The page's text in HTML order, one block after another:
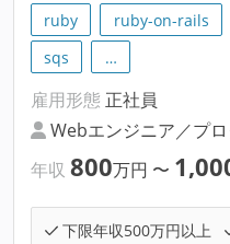
ruby ruby-on-rails
sqs
…
雇用形態 正社員
Webエンジニア／プ
年収 800万円 〜
下限年収500万円以上